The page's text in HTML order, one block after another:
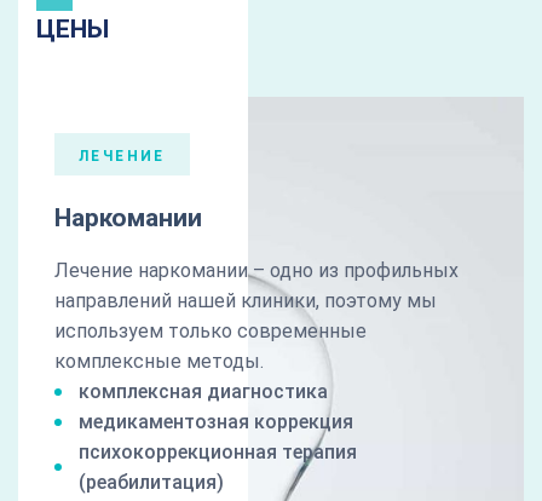
ЦЕНЫ
ЛЕЧЕНИЕ
Наркомании
Лечение наркомании – одно из профильных
направлений нашей клиники, поэтому мы
используем только современные
комплексные методы.
комплексная диагностика
медикаментозная коррекция
психокоррекционная терапия
(реабилитация)